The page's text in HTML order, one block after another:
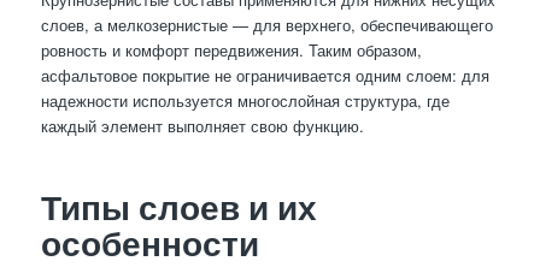
слоев, а мелкозернистые — для верхнего, обеспечивающего
ровность и комфорт передвижения. Таким образом,
асфальтовое покрытие не ограничивается одним слоем: для
надежности используется многослойная структура, где
каждый элемент выполняет свою функцию.
Типы слоев и их
особенности